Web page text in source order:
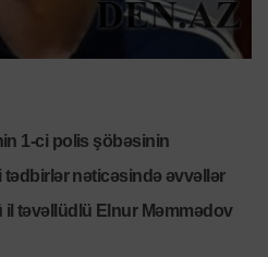
1-ci polis şöbəsinin
tədbirlər nəticəsində əvvəllər
təvəllüdlü Elnur Məmmədov